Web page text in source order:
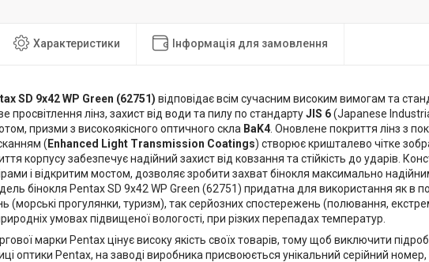
Характеристики Інформація для замовлення
SD 9х42 WP Green (62751) відповідає всім сучасним високим вимогам та
просвітлення лінз, захист від води та пилу по стандартуJIS 6(Japanese
призми з високоякісного оптичного скла BaK4 . Оновлене покриття лінз з
( Enhanced Light Transmission Coatings) створює кришталево чітке
корпусу забезпечує надійний захист від ковзання та стійкість до ударів.
і відкритим мостом, дозволяє зробити захват бінокля максимально
бінокля Pentax SD 9х42 WP Green (62751) придатна для використання як в
(морські прогулянки, туризм), так серйозних спостережень (полювання,
умовах підвищеної вологості, при різких перепадах температур.
марки Pentax цінує високу якість своїх товарів, тому щоб виключити
оптики Pentax, на заводі виробника присвоюється унікальний серійний